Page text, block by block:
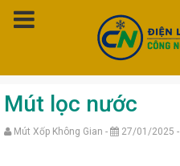
Mút lọc nước
Mút Xốp Không Gian - 27/01/2025 -